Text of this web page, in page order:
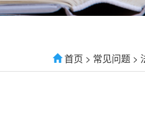
首页 > 常见问题 >